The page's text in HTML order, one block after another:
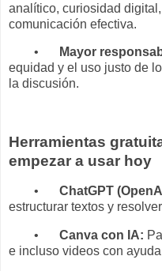
analítico, curiosidad
comunicación efectiva.
• Mayor
equidad y el uso justo de
la discusión.
Herramientas
empezar a usar hoy
• ChatGPT
estructurar textos y
• Canva con IA:
e incluso videos con